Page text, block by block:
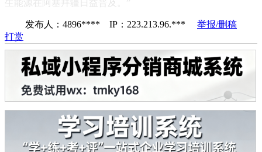
生能源在阿塞拜疆日益普及。”
发布人：4896**** IP：223.213.96.*** 举报/删稿
打赏